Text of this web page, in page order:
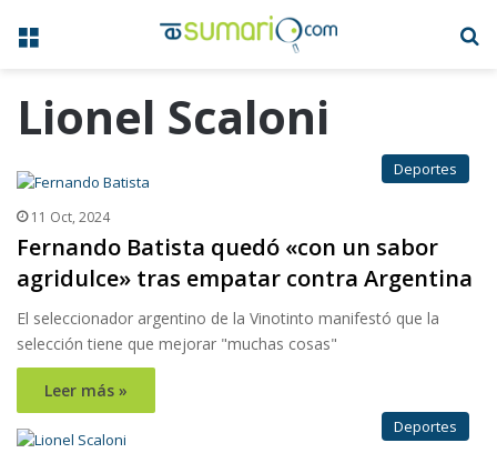
Menú
Lionel Scaloni
Deportes
11 Oct, 2024
Fernando Batista quedó «con un sabor
agridulce» tras empatar contra Argentina
El seleccionador argentino de la Vinotinto manifestó que la
selección tiene que mejorar "muchas cosas"
Leer más »
Deportes